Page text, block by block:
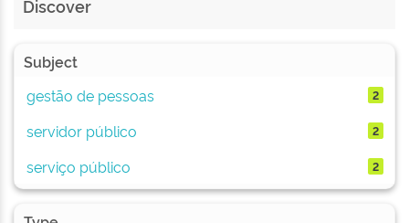
Discover
Subject
gestão de pessoas
2
servidor público 2
serviço público 2